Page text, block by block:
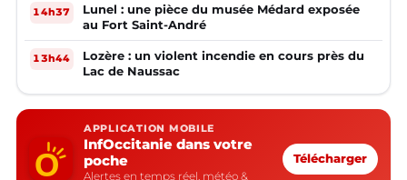
14h37
Lunel : une pièce du musée Médard exposée
au Fort Saint-André
13h44
Lozère : un violent incendie en cours près du
Lac de Naussac
APPLICATION MOBILE
InfOccitanie dans votre
poche
Alertes en temps réel, météo &
Télécharger